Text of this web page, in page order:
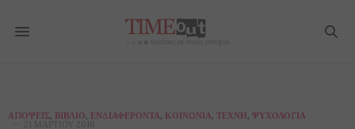
ΑΠΌΨΕΙΣ, ΒΙΒΛΊΟ, ΕΝΔΙΑΦΈΡΟΝΤΑ, ΚΟΙΝΩΝΊΑ, ΤΈΧΝΗ, ΨΥΧΟΛΟΓΊΑ
21 ΜΑΡΤΊΟΥ 2016